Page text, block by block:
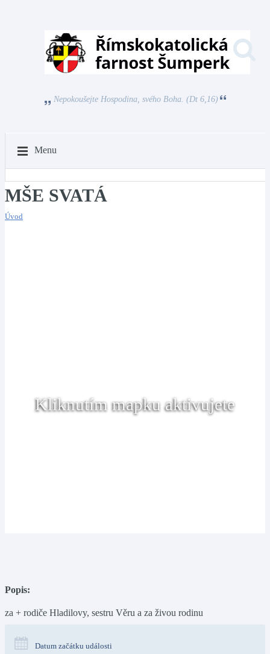
Nepokoušejte Hospodina, svého Boha. (Dt 6,16)
Menu
MŠE SVATÁ
Úvod
Kliknutím mapku aktivujete
Popis:
za + rodiče Hladilovy, sestru Věru a za živou rodinu
Datum začátku události